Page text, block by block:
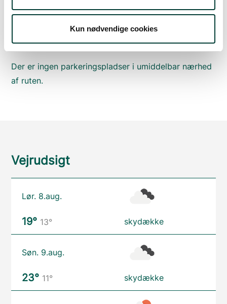
Kun nødvendige cookies
Med offentlig transport
Google Maps
Der er ingen parkeringspladser i umiddelbar nærhed
af ruten.
Vejrudsigt
Lør. 8.aug.
19° 13° skydække
Søn. 9.aug.
23° 11° skydække